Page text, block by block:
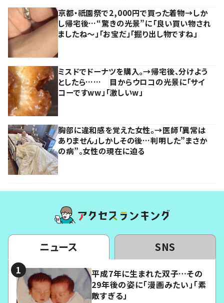
京都・祇園祭で2,000円で買った着物→しか
し帰宅後…“驚きの光景”に「良い買い物され
ましたね～」「お宝だ」「掘り出し物ですね」
ミスドでドーナツを購入。→帰宅後、分けよう
としたら…… 目からウロコの光景に「サイ
コーですww」「激しいw」
胸部に違和感を覚えた女性。→医師「異常は
ありません」しかしその後…判明した”まさか
の病”。女性の現在に迫る
ニュース SNS
平成7年に生まれた双子…その
29年後の姿に「漫画みたい」「素
敵すぎる」